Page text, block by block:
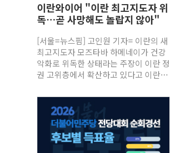
이란와이어 "이란 최고지도자 위
독…곧 사망해도 놀랍지 않아"
[서울=뉴스핌] 고인원 기자= 이란의 새
최고지도자 모즈타바 하메네이가 건강
악화로 위독한 상태라는 주장이 이란 정
권 고위층에서 확산하고 있다고 이란 반
보도했다. 이란와이어는 마수드 페제시
키안 대통령 정부와 가까운 소식통 2명
을 인용해 모즈타바가 지난 2월 28일
미국의 최고지도자 관저 공격으로 아버
지와 다